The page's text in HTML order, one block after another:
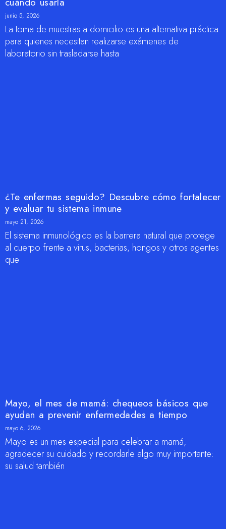
junio 5, 2026
La toma de muestras a domicilio es una alternativa práctica
para quienes necesitan realizarse exámenes de
laboratorio sin trasladarse hasta
¿Te enfermas seguido? Descubre cómo fortalecer
y evaluar tu sistema inmune
mayo 21, 2026
El sistema inmunológico es la barrera natural que protege
al cuerpo frente a virus, bacterias, hongos y otros agentes
que
Mayo, el mes de mamá: chequeos básicos que
ayudan a prevenir enfermedades a tiempo
mayo 6, 2026
Mayo es un mes especial para celebrar a mamá,
agradecer su cuidado y recordarle algo muy importante:
su salud también